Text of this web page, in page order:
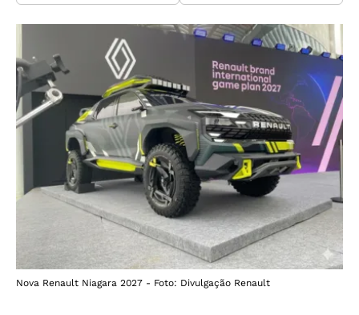
Nova Renault Niagara 2027 - Foto: Divulgação Renault